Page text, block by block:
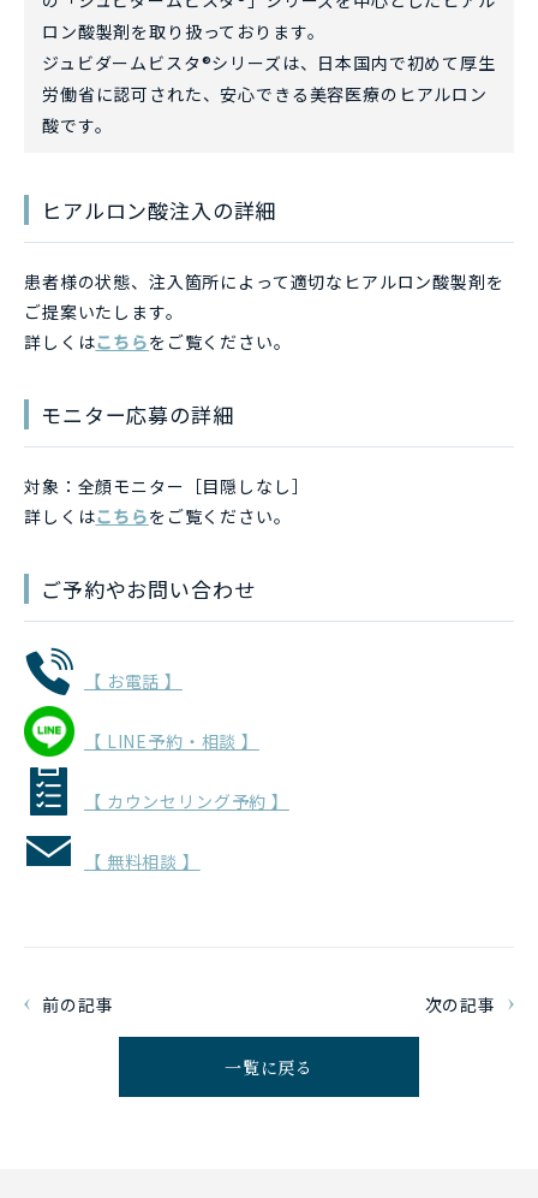
ロン酸製剤を取り扱っております。
ジュビダームビスタ®シリーズは、日本国内で初めて厚生
労働省に認可された、安心できる美容医療のヒアルロン
酸です。
ヒアルロン酸注入の詳細
患者様の状態、注入箇所によって適切なヒアルロン酸製剤を
ご提案いたします。
詳しくはこちらをご覧ください。
モニター応募の詳細
対象：全顔モニター［目隠しなし］
詳しくはこちらをご覧ください。
ご予約やお問い合わせ
【 お電話 】
【 LINE予約・相談 】
【 カウンセリング予約 】
【 無料相談 】
前の記事 次の記事
一覧に戻る